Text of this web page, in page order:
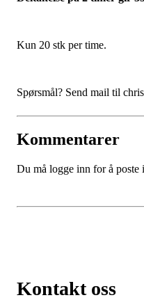
Kun 20 stk per time.
Spørsmål? Send mail til
Kommentarer
Du må logge inn for å poste
Kontakt oss